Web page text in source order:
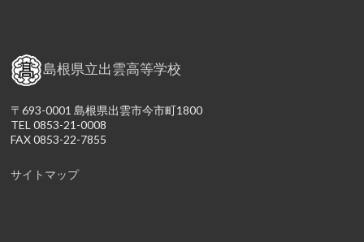
島根県立出雲高等学校
〒693-0001 島根県出雲市今市町1800
TEL 0853-21-0008
FAX 0853-22-7855
サイトマップ